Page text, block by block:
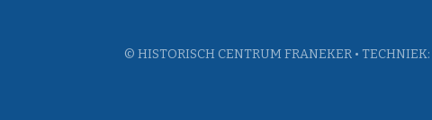
© HISTORISCH CENTRUM FRANEKER • TECHNIEK: